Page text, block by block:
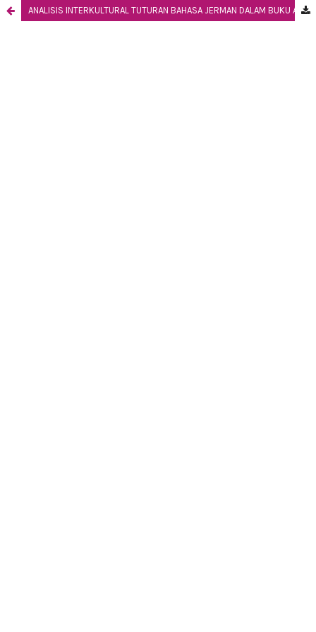
ANALISIS INTERKULTURAL TUTURAN BAHASA JERMAN DALAM BUKU AJAR DI PERGURUAN TINGGI